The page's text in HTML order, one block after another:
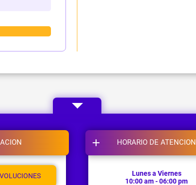
HORARIO DE ATENCION
Lunes a Viernes
10:00 am - 06:00 pm